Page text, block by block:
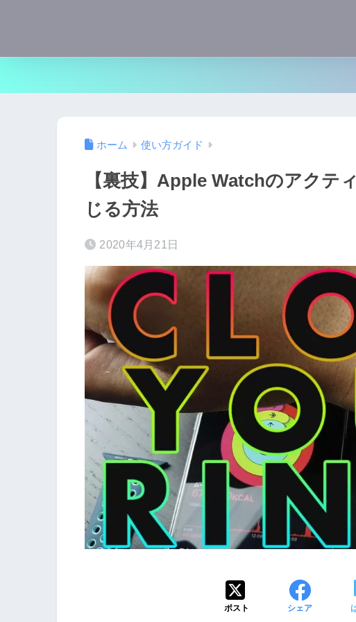
ホーム 使い方ガイド
【裏技】Apple Watchのアクテ
じる方法
2020年4月21日
ポスト シェア